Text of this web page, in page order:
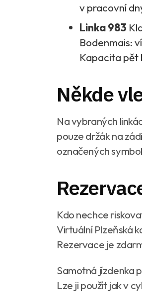
v pracovní
Linka 983
Bodenmais:
Kapacita pět
Někde
Na vybraných
pouze držák na
označených
Kdo nechce
Virtuální Plzeňská
Rezervace je
Samotná jízdenka
Lze ji použít jak v